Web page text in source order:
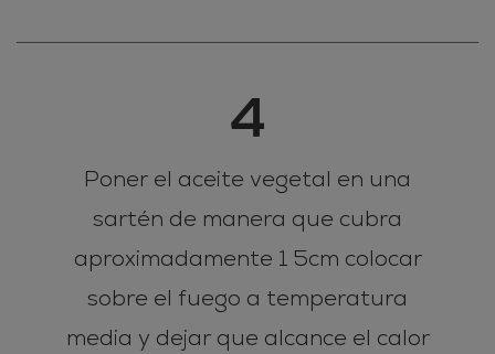
4
Poner el aceite vegetal en una
sartén de manera que cubra
aproximadamente 1 5cm colocar
sobre el fuego a temperatura
media y dejar que alcance el calor